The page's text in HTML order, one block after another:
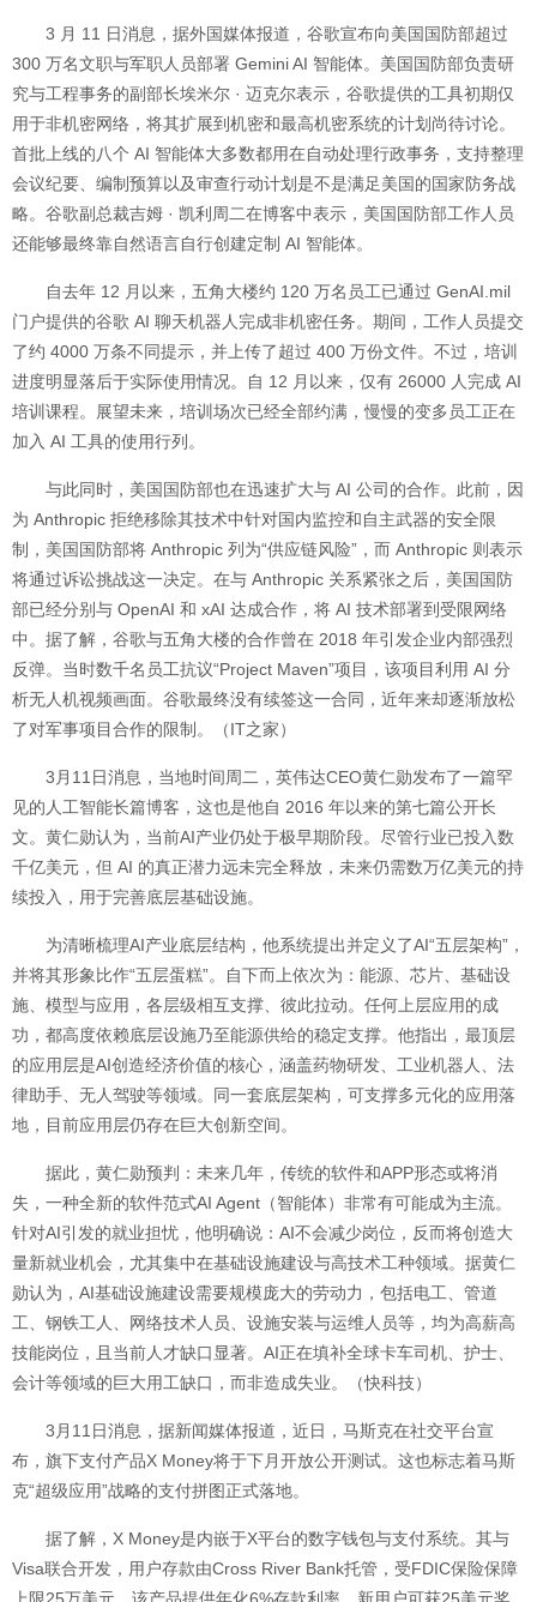
3 月 11 日消息，据外国媒体报道，谷歌宣布向美国国防部超过
300 万名文职与军职人员部署 Gemini AI 智能体。美国国防部负责研
究与工程事务的副部长埃米尔 · 迈克尔表示，谷歌提供的工具初期仅
用于非机密网络，将其扩展到机密和最高机密系统的计划尚待讨论。
首批上线的八个 AI 智能体大多数都用在自动处理行政事务，支持整理
会议纪要、编制预算以及审查行动计划是不是满足美国的国家防务战
略。谷歌副总裁吉姆 · 凯利周二在博客中表示，美国国防部工作人员
还能够最终靠自然语言自行创建定制 AI 智能体。
自去年 12 月以来，五角大楼约 120 万名员工已通过 GenAI.mil
门户提供的谷歌 AI 聊天机器人完成非机密任务。期间，工作人员提交
了约 4000 万条不同提示，并上传了超过 400 万份文件。不过，培训
进度明显落后于实际使用情况。自 12 月以来，仅有 26000 人完成 AI
培训课程。展望未来，培训场次已经全部约满，慢慢的变多员工正在
加入 AI 工具的使用行列。
与此同时，美国国防部也在迅速扩大与 AI 公司的合作。此前，因
为 Anthropic 拒绝移除其技术中针对国内监控和自主武器的安全限
制，美国国防部将 Anthropic 列为“供应链风险”，而 Anthropic 则表示
将通过诉讼挑战这一决定。在与 Anthropic 关系紧张之后，美国国防
部已经分别与 OpenAI 和 xAI 达成合作，将 AI 技术部署到受限网络
中。据了解，谷歌与五角大楼的合作曾在 2018 年引发企业内部强烈
反弹。当时数千名员工抗议“Project Maven”项目，该项目利用 AI 分
析无人机视频画面。谷歌最终没有续签这一合同，近年来却逐渐放松
了对军事项目合作的限制。（IT之家）
3月11日消息，当地时间周二，英伟达CEO黄仁勋发布了一篇罕
见的人工智能长篇博客，这也是他自 2016 年以来的第七篇公开长
文。黄仁勋认为，当前AI产业仍处于极早期阶段。尽管行业已投入数
千亿美元，但 AI 的真正潜力远未完全释放，未来仍需数万亿美元的持
续投入，用于完善底层基础设施。
为清晰梳理AI产业底层结构，他系统提出并定义了AI“五层架构”，
并将其形象比作“五层蛋糕”。自下而上依次为：能源、芯片、基础设
施、模型与应用，各层级相互支撑、彼此拉动。任何上层应用的成
功，都高度依赖底层设施乃至能源供给的稳定支撑。他指出，最顶层
的应用层是AI创造经济价值的核心，涵盖药物研发、工业机器人、法
律助手、无人驾驶等领域。同一套底层架构，可支撑多元化的应用落
地，目前应用层仍存在巨大创新空间。
据此，黄仁勋预判：未来几年，传统的软件和APP形态或将消
失，一种全新的软件范式AI Agent（智能体）非常有可能成为主流。
针对AI引发的就业担忧，他明确说：AI不会减少岗位，反而将创造大
量新就业机会，尤其集中在基础设施建设与高技术工种领域。据黄仁
勋认为，AI基础设施建设需要规模庞大的劳动力，包括电工、管道
工、钢铁工人、网络技术人员、设施安装与运维人员等，均为高薪高
技能岗位，且当前人才缺口显著。AI正在填补全球卡车司机、护士、
会计等领域的巨大用工缺口，而非造成失业。（快科技）
3月11日消息，据新闻媒体报道，近日，马斯克在社交平台宣
布，旗下支付产品X Money将于下月开放公开测试。这也标志着马斯
克“超级应用”战略的支付拼图正式落地。
据了解，X Money是内嵌于X平台的数字钱包与支付系统。其与
Visa联合开发，用户存款由Cross River Bank托管，受FDIC保险保障